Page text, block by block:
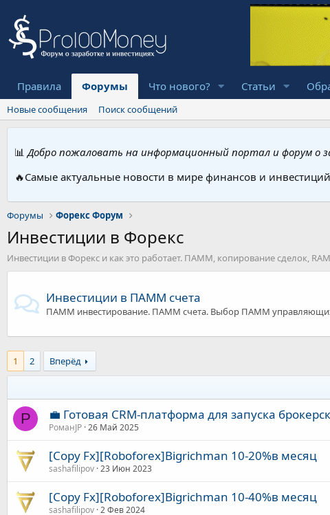
Правила Форумы Что нового? Статьи
Новые сообщения Поиск сообщений
📊 Добро пожаловать на информационный портал и форум о
🔥Самые актуальные новости в мире финансов и
Форумы Форекс Форум
Инвестиции в Форекс
Инвестиции в Форекс и как это работает. ПАММ, копирование сделок,
Инвестиции в ПАММ счета
ПАММ инвестирование. ПАММ счета. Выбор ПАММ
1 2 Вперёд
Р 💼 Готовая CRM-платформа для запуска
РоманJP 26 Май 2025
[Copy Fx][Roboforex]Bigrichman 10-20%в месяц
sashafilipov 23 Июн 2023
[Copy Fx][Roboforex]Bigrichman 10-40%в месяц
sashafilipov 2 Фев 2024